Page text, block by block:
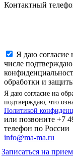
Контактный
Я даю согласие
числе
обработки и
Я даю согласие на
подтверждаю, что
Политикой
или позвоните +7
телефон по России
info@ma-ma.ru
Записаться на прием